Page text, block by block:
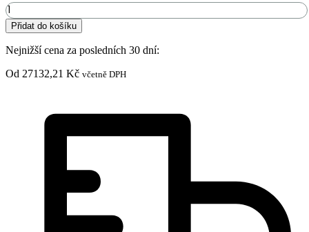
Mechový
obraz
ROSTLINY
Alona
XXL
množství
Přidat do košíku
Nejnižší cena za posledních 30 dní:
Od 27132,21 Kč včetně DPH